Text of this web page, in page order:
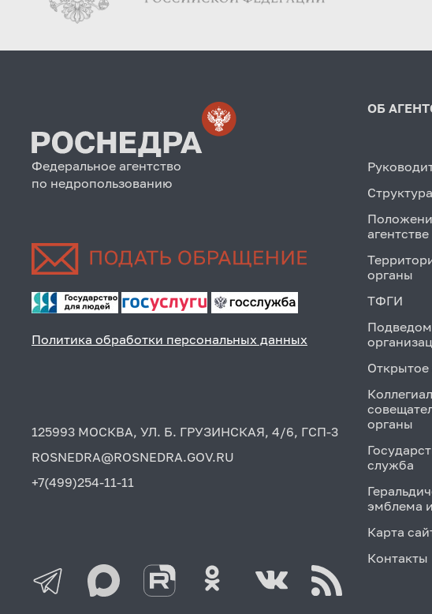
Федеральное агентство
по недропользованию
Политика обработки персональных данных
125993 МОСКВА, УЛ. Б. ГРУЗИНСКАЯ, 4/6, ГСП-3
ROSNEDRA@ROSNEDRA.GOV.RU
+7(499)254-11-11
ОБ
агентстве
органы
ТФГИ
Открытое
органы
служба
эмблема
Карта
Контакты